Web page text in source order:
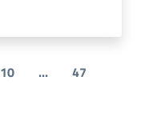
10 ... 47